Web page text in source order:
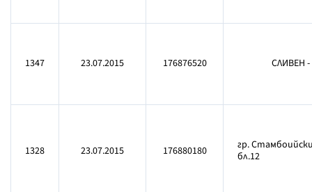
1347 23.07.2015 176876520 СЛИВЕН
1328 23.07.2015 176880180
гр.
бл.12